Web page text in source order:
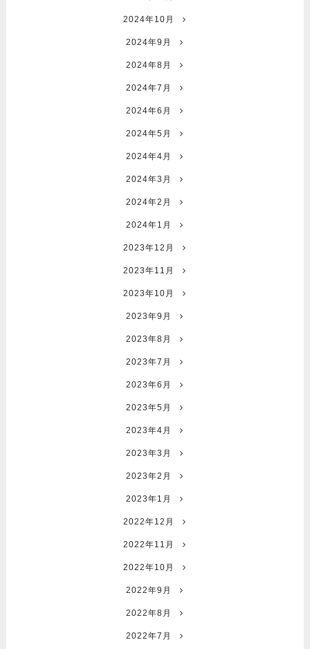
2024年10月
2024年9月
2024年8月
2024年7月
2024年6月
2024年5月
2024年4月
2024年3月
2024年2月
2024年1月
2023年12月
2023年11月
2023年10月
2023年9月
2023年8月
2023年7月
2023年6月
2023年5月
2023年4月
2023年3月
2023年2月
2023年1月
2022年12月
2022年11月
2022年10月
2022年9月
2022年8月
2022年7月